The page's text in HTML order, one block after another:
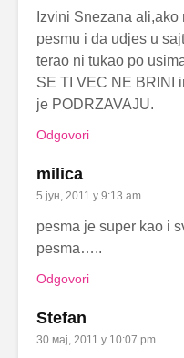
Izvini Snezana
pesmu i da udjes u
terao ni tukao po
SE TI VEC NE BRINI
je PODRZAVAJU.
Odgovori
milica
5 јун, 2011 у 9:13 am
pesma je super kao i
pesma…..
Odgovori
Stefan
30 мај, 2011 у 10:07 pm